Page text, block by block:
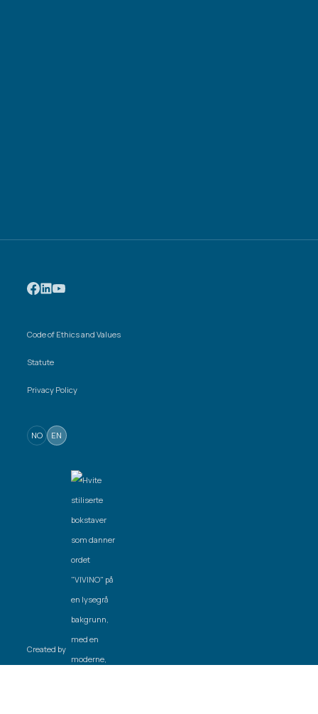
Code of Ethics and Values
Statute
Privacy Policy
NO EN
Created by